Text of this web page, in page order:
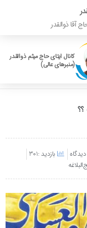
ذوالقدر
کانال ایتای حاج میثم ذوالقدر
(منبرهای عالی)
بازدید :301